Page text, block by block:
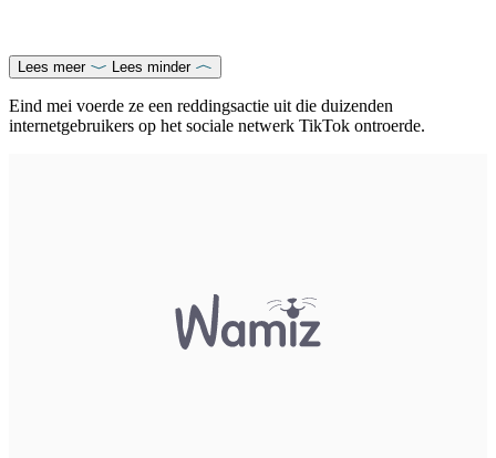
Lees meer Lees minder
Eind mei voerde ze een reddingsactie uit die duizenden
internetgebruikers op het sociale netwerk TikTok ontroerde.